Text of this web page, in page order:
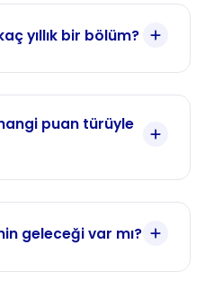
yıllık bir bölüm?
puan türüyle
geleceği var mı?